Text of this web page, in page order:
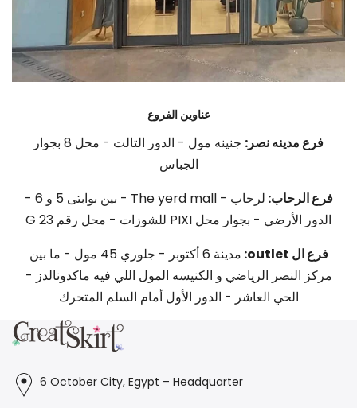
عناوين الفروع
فرع مدينه نصر:
جنينه مول - الدور التالت - محل 8 بجوار
الجباس
فرع الرحاب:
لرحاب - The yerd mall - بين بوابتى 5 و 6 -
الدور الأرضي - بجوار محل PIXI للشوزات - محل رقم G 23
فرع ال outlet:
مدينة 6 أكتوبر - جلوري 45 مول - ما بين
مركز النصر الرياضي و الكنيسه المول اللي فيه ماكدونالدز -
الحي العاشر - الدور الأول أمام السلم المتحرك
6 October City, Egypt – Headquarter